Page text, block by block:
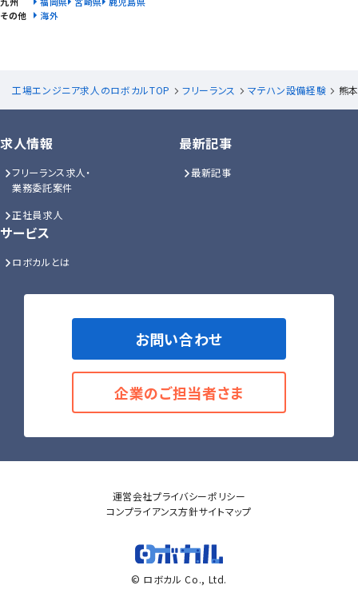
その他
海外
工場エンジニア求人のロボカルTOP フリーランス マテハン設備経験 熊
求人情報
フリーランス求人・
業務委託案件
正社員求人
最新記事
最新記事
サービス
ロボカルとは
お問い合わせ
企業のご担当者さま
運営会社プライバシーポリシー
コンプライアンス方針サイトマップ
© ロボカル Co., Ltd.